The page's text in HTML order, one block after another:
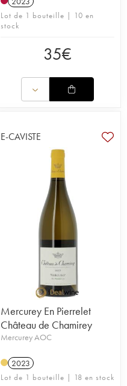
Lot de 1 bouteille | 10 en
stock
35€
E-CAVISTE
Mercurey En Pierrelet
Château de Chamirey
Mercurey AOC
2023
Lot de 1 bouteille | 18 en stock